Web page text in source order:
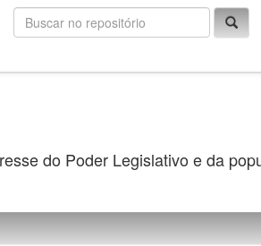
do Poder Legislativo e da